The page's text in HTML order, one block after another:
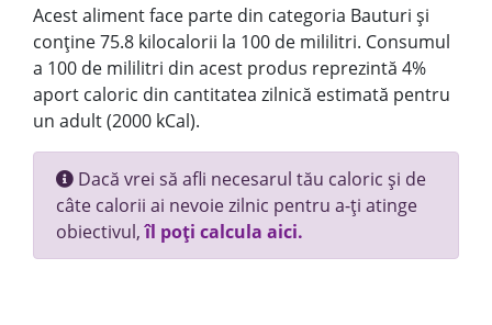
Acest aliment face parte din categoria Bauturi și
conține 75.8 kilocalorii la 100 de mililitri. Consumul
a 100 de mililitri din acest produs reprezintă 4%
aport caloric din cantitatea zilnică estimată pentru
un adult (2000 kCal).
Dacă vrei să afli necesarul tău caloric și de
câte calorii ai nevoie zilnic pentru a-ți atinge
obiectivul,îl poți calcula aici.